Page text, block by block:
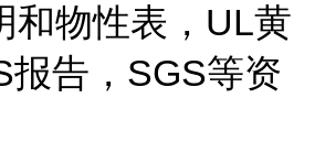
和物性表，UL黄
报告，SGS等资